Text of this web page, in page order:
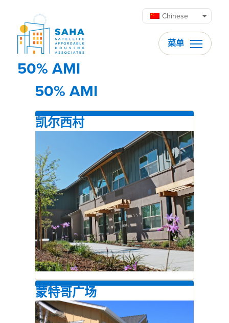
Chinese
菜单
50% AMI
50% AMI
凯尔西村
蒙特哥广场